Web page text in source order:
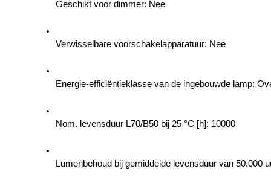
Geschikt voor dimmer: Nee
Verwisselbare voorschakelapparatuur: Nee
Energie-efficiëntieklasse van de ingebouwde lamp:
Nom. levensduur L70/B50 bij 25 °C [h]: 10000
Lumenbehoud bij gemiddelde levensduur van 50.000